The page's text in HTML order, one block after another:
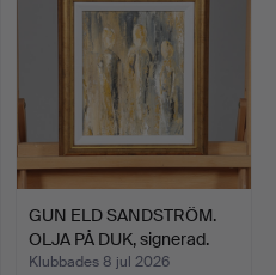
GUN ELD SANDSTRÖM.
OLJA PÅ DUK, signerad.
Klubbades 8 jul 2026